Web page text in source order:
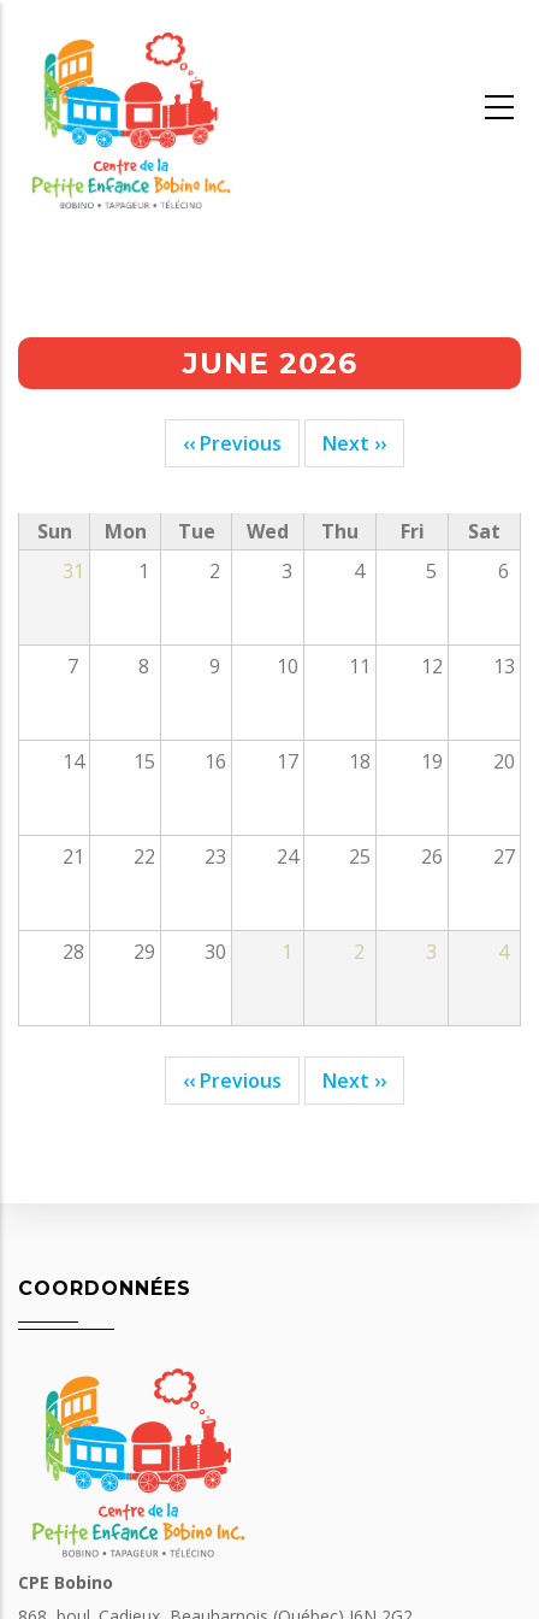
main
content
JUNE 2026
‹‹ Previous Next ››
Sun Mon Tue Wed Thu Fri
Sat
31
1 2 3 4 5 6
7 8 9 10 11 12 13
14 15 16 17 18 19 20
21 22 23 24 25 26 27
28 29 30 1 2 3 4
‹‹ Previous Next ››
COORDONNÉES
CPE Bobino